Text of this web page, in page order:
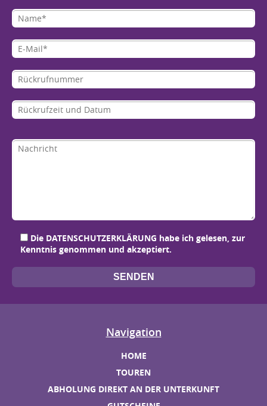
Die DATENSCHUTZERKLÄRUNG habe ich gelesen, zur
Kenntnis genommen und akzeptiert.
Navigation
HOME
TOUREN
ABHOLUNG DIREKT AN DER UNTERKUNFT